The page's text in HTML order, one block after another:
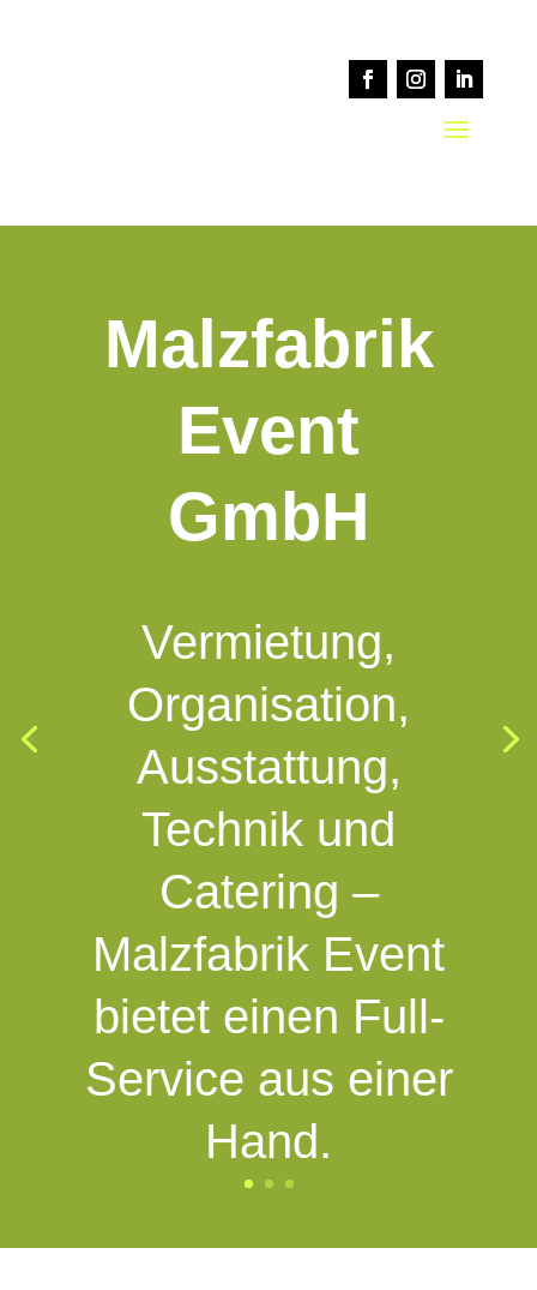
Malzfabrik
Event
GmbH
Vermietung,
Organisation,
Ausstattung,
Technik und
Catering –
Malzfabrik Event
bietet einen Full-
Service aus einer
Hand.